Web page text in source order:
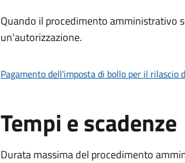
Quando il procedimento amministrativo
un'autorizzazione.
Pagamento dell'imposta di bollo per il rilascio
Tempi e scadenze
Durata massima del procedimento